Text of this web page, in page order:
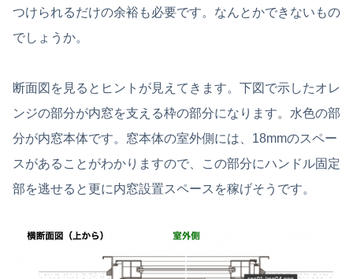
つけられるだけの余裕も必要です。なんとかできないもの
でしょうか。
断面図を見るとヒントが見えてきます。下図で示したオレ
ンジの部分が内窓を支える枠の部分になります。水色の部
分が内窓本体です。窓本体の室外側には、18mmのスペー
スがあることがわかりますので、この部分にハンドル固定
部を逃せると更に内窓設置スペースを稼げそうです。